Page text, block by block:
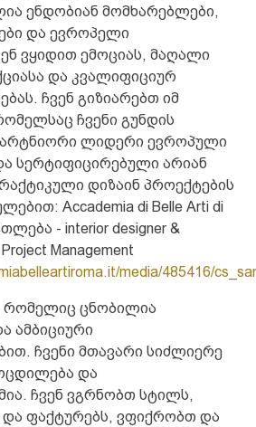
ენდობიან მომხარებლები,
და ევროპელი
ვყიდით ემოციას, მაღალი
და კვალიფიციურ
ჩვენ გიზიარებთ იმ
ჩვენი გუნდის
ლიდერი ევროპული
სერტიფიცირებული არიან
დიზაინ პროექტების
Accademia di Belle Arti di
- interior designer &
Management
media/485416/
რომელიც ცნობილია
ამბიციური
ჩვენი მთავარი სიძლიერე
და
ჩვენ ვგრნობთ სტილს,
და ფაქტურებს, ვფიქრობთ და